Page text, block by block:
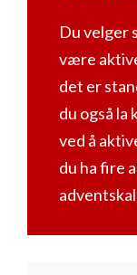
Du velger
være
det er
du også la
ved å
du ha fire